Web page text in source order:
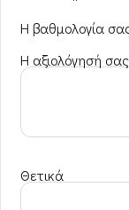
Η βαθμολογία
Η αξιολόγησή σας
Θετικά